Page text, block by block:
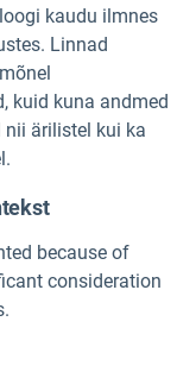
kaudu ilmnes
Linnad
kuid kuna andmed
nii ärilistel kui ka
because of
consideration